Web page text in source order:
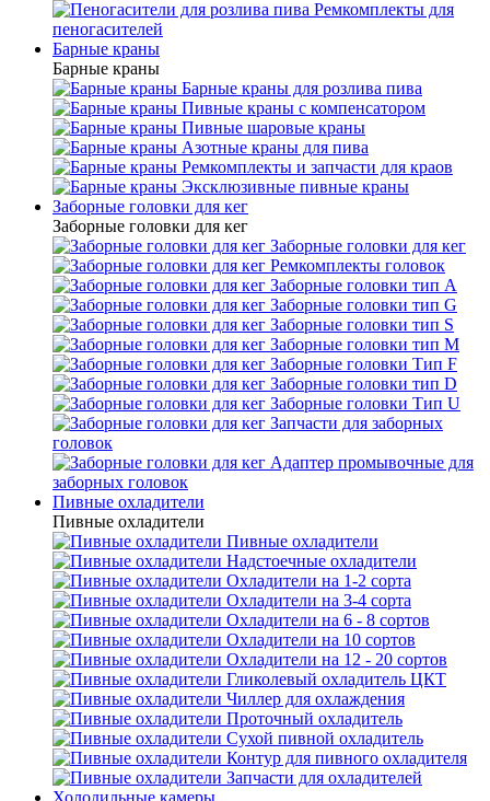
Ремкомплекты для
пеногасителей
Барные краны
Барные краны
Барные краны для розлива пива
Пивные краны с компенсатором
Пивные шаровые краны
Азотные краны для пива
Ремкомплекты и запчасти для краов
Эксклюзивные пивные краны
Заборные головки для кег
Заборные головки для кег
Заборные головки для кег
Ремкомплекты головок
Заборные головки тип А
Заборные головки тип G
Заборные головки тип S
Заборные головки тип М
Заборные головки Тип F
Заборные головки тип D
Заборные головки Тип U
Запчасти для заборных
головок
Адаптер промывочные для
заборных головок
Пивные охладители
Пивные охладители
Пивные охладители
Надстоечные охладители
Охладители на 1-2 сорта
Охладители на 3-4 сорта
Охладители на 6 - 8 сортов
Охладители на 10 сортов
Охладители на 12 - 20 сортов
Гликолевый охладитель ЦКТ
Чиллер для охлаждения
Проточный охладитель
Сухой пивной охладитель
Контур для пивного охладителя
Запчасти для охладителей
Холодильные камеры